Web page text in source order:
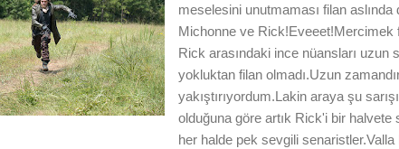
meselesini unutmaması filan
Michonne ve Rick!Eveeet!Mercimek
Rick arasındaki ince nüansları
yokluktan filan olmadı.Uzun
yakıştırıyordum.Lakin araya şu
olduğuna göre artık Rick'i bir
her halde pek sevgili senaristler.Valla